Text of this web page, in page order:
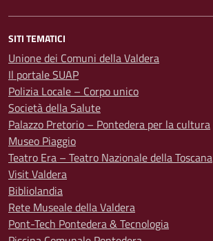
SITI TEMATICI
Unione dei Comuni della Valdera
Il portale SUAP
Polizia Locale – Corpo unico
Società della Salute
Palazzo Pretorio – Pontedera per la cultura
Museo Piaggio
Teatro Era – Teatro Nazionale della Toscana
Visit Valdera
Bibliolandia
Rete Museale della Valdera
Pont-Tech Pontedera & Tecnologia